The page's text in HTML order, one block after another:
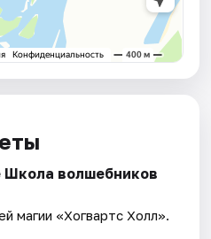
Школа волшебников
магии «Хогвартс Холл».